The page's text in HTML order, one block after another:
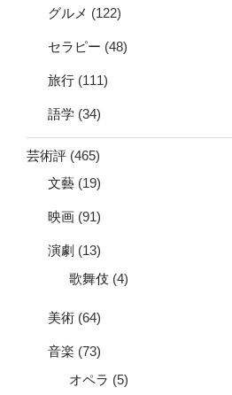
グルメ (122)
セラピー (48)
旅行 (111)
語学 (34)
芸術評 (465)
文藝 (19)
映画 (91)
演劇 (13)
歌舞伎 (4)
美術 (64)
音楽 (73)
オペラ (5)